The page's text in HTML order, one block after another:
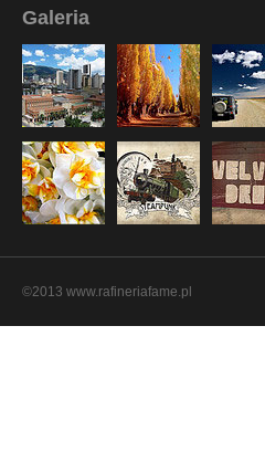
Galeria
©2013 www.rafineriafame.pl